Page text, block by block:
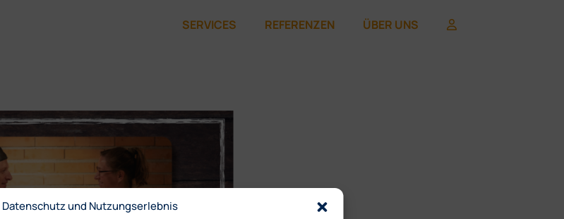
Datenschutz und Nutzungserlebnis
SERVICES REFERENZEN ÜBER UNS